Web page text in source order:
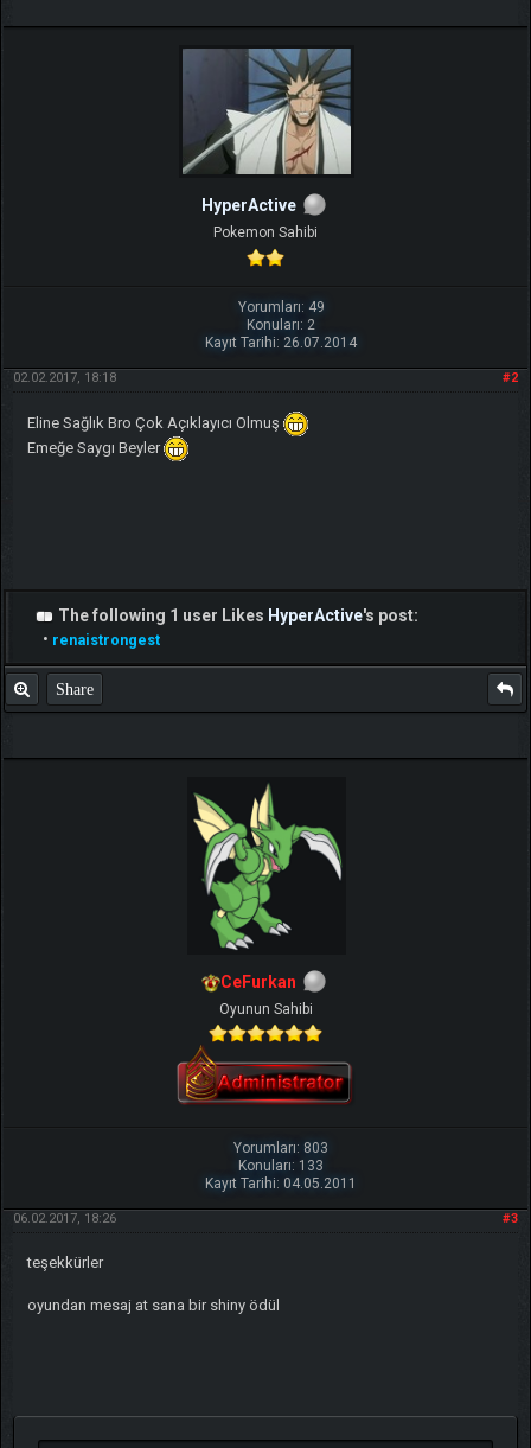
HyperActive
Pokemon Sahibi
Yorumları: 49
Konuları: 2
Kayıt Tarihi: 26.07.2014
#2
02.02.2017, 18:18
Eline Sağlık Bro Çok Açıklayıcı Olmuş
Emeğe Saygı Beyler
The following 1 user Likes HyperActive's post:
• renaistrongest
Share
CeFurkan
Oyunun Sahibi
Yorumları: 803
Konuları: 133
Kayıt Tarihi: 04.05.2011
#3
06.02.2017, 18:26
teşekkürler
oyundan mesaj at sana bir shiny ödül